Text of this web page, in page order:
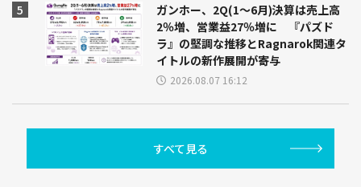
ガンホー、2Q(1～6月)決算は売上高
2％増、営業益27％増に 『パズド
ラ』の堅調な推移とRagnarok関連タ
イトルの新作展開が寄与
2026.08.07 16:12
すべて見る